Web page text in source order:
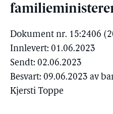
Dokument nr. 15:2406
Innlevert: 01.06.2023
Sendt: 02.06.2023
Besvart: 09.06.2023 av
Kjersti Toppe